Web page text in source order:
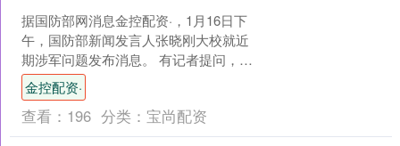
据国防部网消息金控配资·，1月16日下
午，国防部新闻发言人张晓刚大校就近
期涉军问题发布消息。 有记者提问，岛
内有舆论担忧大陆仿照美国对委内瑞拉
做法来合理化对台采....
金控配资·
查看： 196 分类： 宝尚配资